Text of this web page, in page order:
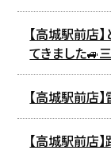
【高城駅前店
てきました🚙
【高城駅前店】
【高城駅前店